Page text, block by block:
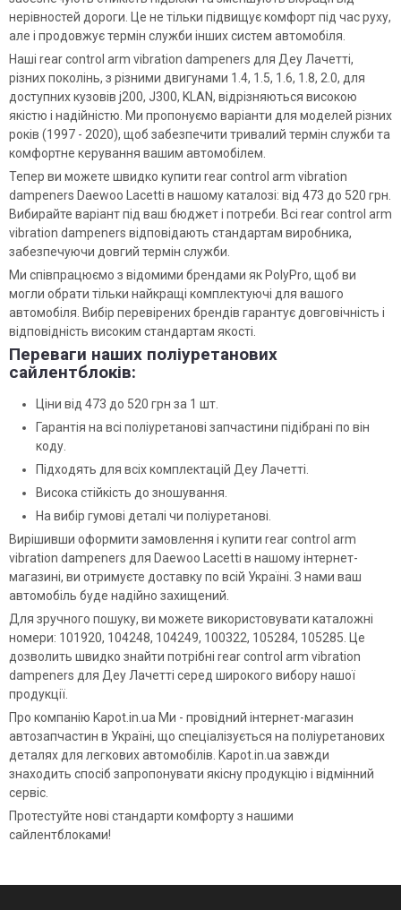
нерівностей дороги. Це не тільки підвищує комфорт під час руху,
але і продовжує термін служби інших систем автомобіля.
Наші rear control arm vibration dampeners для Деу Лачетті,
різних поколінь, з різними двигунами 1.4, 1.5, 1.6, 1.8, 2.0, для
доступних кузовів j200, J300, KLAN, відрізняються високою
якістю і надійністю. Ми пропонуємо варіанти для моделей різних
років (1997 - 2020), щоб забезпечити тривалий термін служби та
комфортне керування вашим автомобілем.
Тепер ви можете швидко купити rear control arm vibration
dampeners Daewoo Lacetti в нашому каталозі: від 473 до 520 грн.
Вибирайте варіант під ваш бюджет і потреби. Всі rear control arm
vibration dampeners відповідають стандартам виробника,
забезпечуючи довгий термін служби.
Ми співпрацюємо з відомими брендами як PolyPro, щоб ви
могли обрати тільки найкращі комплектуючі для вашого
автомобіля. Вибір перевірених брендів гарантує довговічність і
відповідність високим стандартам якості.
Переваги наших поліуретанових
сайлентблоків:
Ціни від 473 до 520 грн за 1 шт.
Гарантія на всі поліуретанові запчастини підібрані по він
коду.
Підходять для всіх комплектацій Деу Лачетті.
Висока стійкість до зношування.
На вибір гумові деталі чи поліуретанові.
Вирішивши оформити замовлення і купити rear control arm
vibration dampeners для Daewoo Lacetti в нашому інтернет-
магазині, ви отримуєте доставку по всій Україні. З нами ваш
автомобіль буде надійно захищений.
Для зручного пошуку, ви можете використовувати каталожні
номери: 101920, 104248, 104249, 100322, 105284, 105285. Це
дозволить швидко знайти потрібні rear control arm vibration
dampeners для Деу Лачетті серед широкого вибору нашої
продукції.
Про компанію Kapot.in.ua Ми - провідний інтернет-магазин
автозапчастин в Україні, що спеціалізується на поліуретанових
деталях для легкових автомобілів. Kapot.in.ua завжди
знаходить спосіб запропонувати якісну продукцію і відмінний
сервіс.
Протестуйте нові стандарти комфорту з нашими
сайлентблоками!